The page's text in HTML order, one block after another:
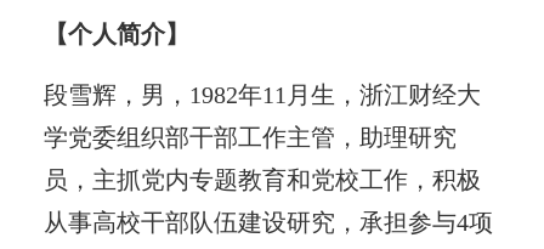
【个人简介】
段雪辉，男，1982年11月生，浙江财经大
学党委组织部干部工作主管，助理研究
员，主抓党内专题教育和党校工作，积极
从事高校干部队伍建设研究，承担参与4项